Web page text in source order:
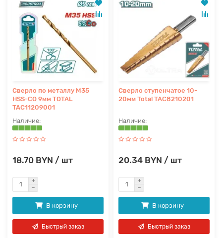
Сверло по металлу M35
HSS-CO 9мм TOTAL
TAC11209001
18.70 BYN / шт
В корзину
Быстрый заказ
Сверло ступенчатое 10-
20мм Total TAC8210201
20.34 BYN / шт
В корзину
Быстрый заказ